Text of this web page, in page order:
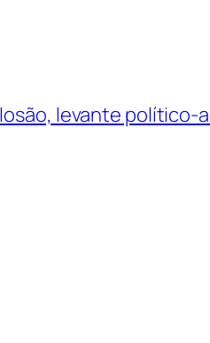
levante político-